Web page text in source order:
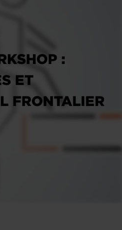
:
ET
FRONTALIER